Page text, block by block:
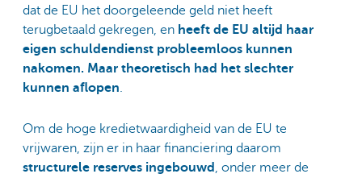
dat de EU het doorgeleende geld niet heeft
terugbetaald gekregen, en heeft de EU altijd haar
eigen schuldendienst probleemloos kunnen
nakomen. Maar theoretisch had het slechter
kunnen aflopen.
Om de hoge kredietwaardigheid van de EU te
vrijwaren, zijn er in haar financiering daarom
structurele reserves ingebouwd , onder meer de